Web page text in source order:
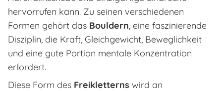
hervorrufen kann. Zu seinen verschiedenen
Formen gehört das Bouldern, eine faszinierende
Disziplin, die Kraft, Gleichgewicht, Beweglichkeit
und eine gute Portion mentale Konzentration
erfordert.
Diese Form des Freikletterns wird an